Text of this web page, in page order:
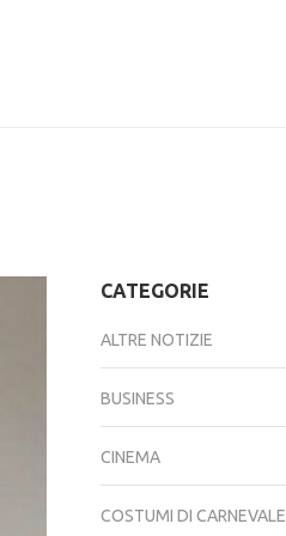
CATEGORIE
ALTRE NOTIZIE
BUSINESS
CINEMA
COSTUMI DI CARNEVALE